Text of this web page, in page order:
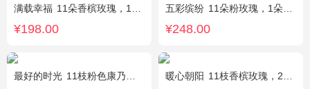
满载幸福 11朵香槟玫瑰，1支白色多头香水百合，搭配桔梗、黄莺。
¥198.00
五彩缤纷 11朵粉玫瑰，1朵粉绣球，白色乒乓菊，桔梗、绿叶搭配
¥248.00
最好的时光 11枝粉色康乃馨，2枝粉色多头香水百合，栀子叶适量 暖心朝阳 11枝香槟玫瑰，2枝向日葵，多头黄玫瑰（或类似配材替换）、桔梗搭配